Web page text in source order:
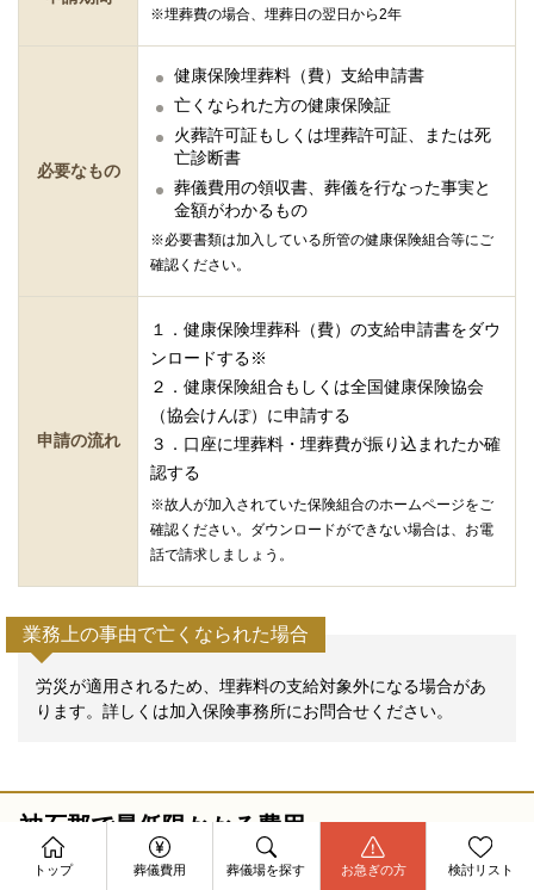
※埋葬費の場合、埋葬日の翌日から2年
必要なもの
健康保険埋葬料（費）支給申請書
亡くなられた方の健康保険証
火葬許可証もしくは埋葬許可証、または死
亡診断書
葬儀費用の領収書、葬儀を行なった事実と
金額がわかるもの
※必要書類は加入している所管の健康保険組合等にご
確認ください。
申請の流れ
１．健康保険埋葬科（費）の支給申請書をダウ
ンロードする※
２．健康保険組合もしくは全国健康保険協会
（協会けんぽ）に申請する
３．口座に埋葬料・埋葬費が振り込まれたか確
認する
※故人が加入されていた保険組合のホームページをご
確認ください。ダウンロードができない場合は、お電
話で請求しましょう。
業務上の事由で亡くなられた場合
労災が適用されるため、埋葬料の支給対象外になる場合があ
ります。詳しくは加入保険事務所にお問合せください。
神石郡で最低限かかる費用
トップ 葬儀費用 葬儀場を探す お急ぎの方 検討リスト
資料請求
お問合せ
今すぐ電話相談